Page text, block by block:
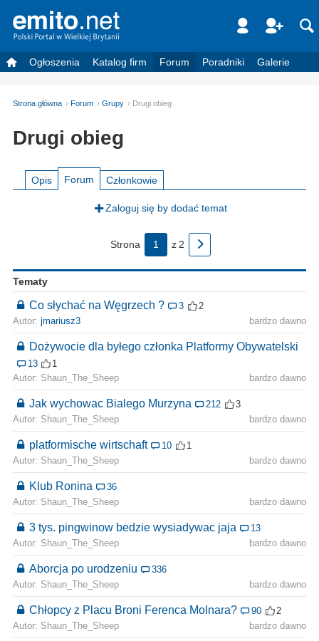
Ogłoszenia Katalog firm Forum Poradniki Galerie
Strona główna Forum Grupy Drugi obieg
Drugi obieg
Opis Forum Członkowie
Zaloguj się by dodać temat
Strona 1 z 2
Tematy
Co słychać na Węgrzech ? 3
2
Autor: jmariusz3 bardzo dawno
Dożywocie dla byłego członka Platformy Obywatelski
13
1
Autor: Shaun_The_Sheep
bardzo dawno
Jak wychowac Bialego Murzyna 212
3
Autor: Shaun_The_Sheep
bardzo dawno
platformische wirtschaft 10
1
Autor: Shaun_The_Sheep
bardzo dawno
Klub Ronina
36
Autor: Shaun_The_Sheep
bardzo dawno
3 tys. pingwinow bedzie wysiadywac jaja
13
Autor: Shaun_The_Sheep
bardzo dawno
Aborcja po urodzeniu
336
Autor: Shaun_The_Sheep
bardzo dawno
Chłopcy z Placu Broni Ferenca Molnara? 90
2
Autor: Shaun_The_Sheep
bardzo dawno